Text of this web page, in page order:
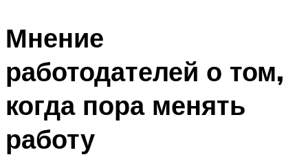
Мнение
работодателей о том,
когда пора менять
работу